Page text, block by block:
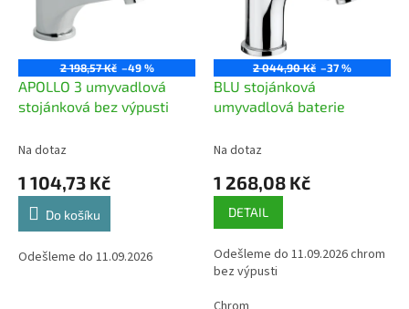
2 198,57 Kč –49 %
APOLLO 3 umyvadlová
stojánková bez výpusti
Na dotaz
1 104,73 Kč
Do košíku
Odešleme do 11.09.2026
2 044,90 Kč –37 %
BLU stojánková
umyvadlová baterie
Na dotaz
1 268,08 Kč
DETAIL
Odešleme do 11.09.2026 chrom
bez výpusti